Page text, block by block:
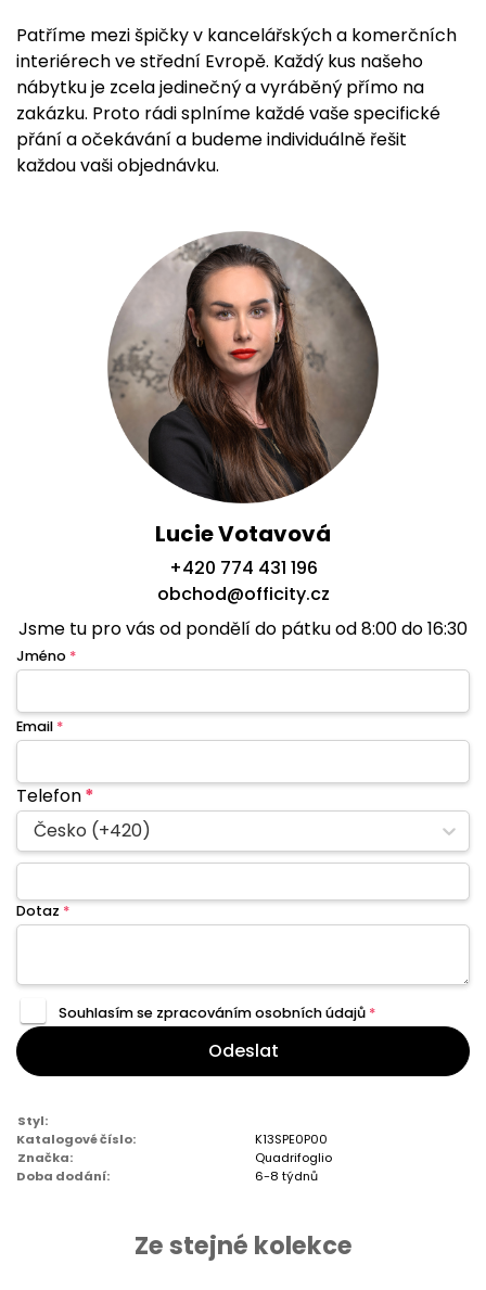
Patříme mezi špičky v kancelářských a komerčních
interiérech ve střední Evropě. Každý kus našeho
nábytku je zcela jedinečný a vyráběný přímo na
zakázku. Proto rádi splníme každé vaše specifické
přání a očekávání a budeme individuálně řešit
každou vaši objednávku.
Lucie Votavová
+420 774 431 196
obchod@officity.cz
Jsme tu pro vás od pondělí do pátku od 8:00 do 16:30
Jméno *
Email *
Telefon*
Česko (+420)
Dotaz *
Souhlasím se zpracovánímosobních údajů *
Odeslat
Styl:
Katalogové číslo:
K13SPE0P00
Značka:
Quadrifoglio
Doba dodání:
6-8 týdnů
Ze stejné kolekce